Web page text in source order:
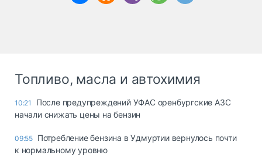
Топливо, масла и автохимия
10:21
После предупреждений УФАС оренбургские АЗС
начали снижать цены на бензин
09:55 Потребление бензина в Удмуртии вернулось почти
к нормальному уровню